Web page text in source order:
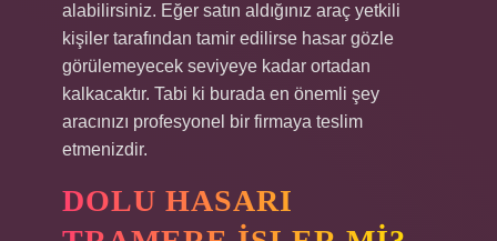
alabilirsiniz. Eğer satın aldığınız araç yetkili
kişiler tarafından tamir edilirse hasar gözle
görülemeyecek seviyeye kadar ortadan
kalkacaktır. Tabi ki burada en önemli şey
aracınızı profesyonel bir firmaya teslim
etmenizdir.
DOLU HASARI